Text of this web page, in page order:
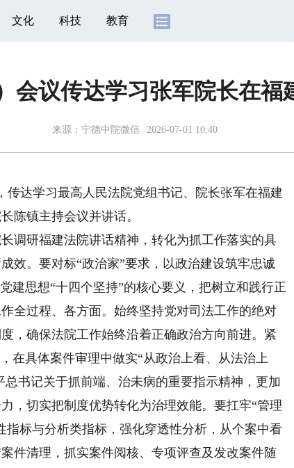
文化 科技 教育
会议传达学习张军院长在福
来源： 宁德中院微信 2026-07-01 10:40
达学习最高人民法院党组书记、院长张军在福建
陈镇主持会议并讲话。
研福建法院讲话精神，转化为抓工作落实的具
效。要对标“政治家”要求，以政治建设筑牢忠诚
建思想“十四个坚持”的核心要义，把树立和践行正
全过程、各方面。始终坚持党对司法工作的绝对
，确保法院工作始终沿着正确政治方向前进。紧
在具体案件审理中做实“从政治上看、从法治上
书记关于抓前端、治未病的重要指示精神，更加
，切实把制度优势转化为治理效能。要扛牢“管理
标与分析类指标，强化穿透性分析，从个案中看
件清理，抓实案件阅核、专项评查及发改案件随